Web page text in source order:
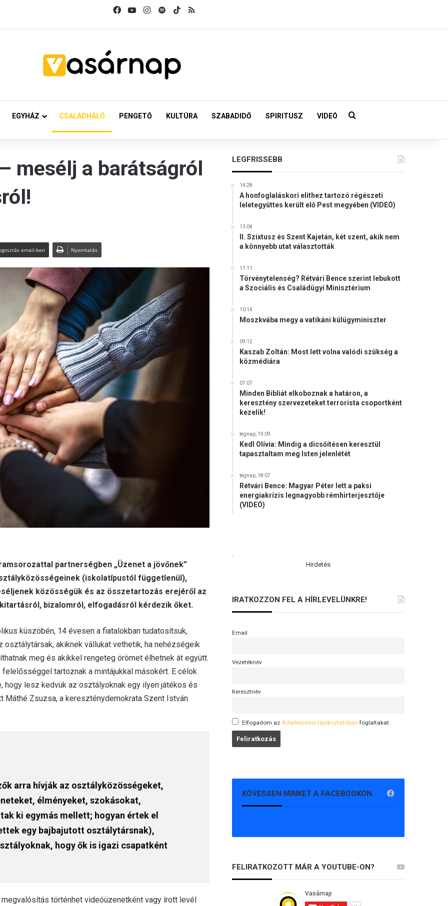
FacebookYouTubeInstagram
SpotifyTikTok
EGYHÁZ CSALÁDHÁLÓ PENGETŐ KULTÚRA SZABADIDŐ SPIRITUSZ VIDEÓ Keresés:
mesélj a barátságról
email-ben Nyomtatás
partnerségben „Üzenet a jövőnek”
(iskolatípustól függetlenül),
közösségük és az összetartozás erejéről az
bizalomról, elfogadásról kérdezik őket.
küszöbén, 14 évesen a fiatalokban tudatosítsuk,
akiknek vállukat vethetik, ha nehézségeik
meg és akikkel rengeteg örömet élhetnek át együtt.
tartoznak a mintájukkal másokért. E célok
hogy lesz kedvük az osztályoknak egy ilyen játékos és
Zsuzsa, a kereszténydemokrata Szent István
arra hívják az osztályközösségeket,
élményeket, szokásokat,
ki egymás mellett; hogyan értek el
egy bajbajutott osztálytársnak),
hogy ők is igazi csapatként
történhet videóüzenetként vagy írott levél
LEGFRISSEBB
14:28
A honfoglaláskori elithez tartozó régészeti
leletegyüttes került elő Pest megyében (VIDEÓ)
13:04
II. Szixtusz és Szent Kajetán, két szent, akik nem
a könnyebb utat választották
11:11
Törvénytelenség? Rétvári Bence szerint lebukott
a Szociális és Családügyi Minisztérium
10:14
Moszkvába megy a vatikáni külügyminiszter
09:12
Kaszab Zoltán: Most lett volna valódi szükség a
közmédiára
07:07
Minden Bibliát elkoboznak a határon, a
keresztény szervezeteket terrorista csoportként
kezelik!
tegnap, 19:09
Kedl Olívia: Mindig a dicsőítésen keresztül
tapasztaltam meg Isten jelenlétét
tegnap, 18:07
Rétvári Bence: Magyar Péter lett a paksi
energiakrízis legnagyobb rémhírterjesztője
(VIDEÓ)
.
Hirdetés
IRATKOZZON FEL A HÍRLEVELÜNKRE!
Email
Vezetéknév
Keresztnév
Elfogadom az Adatkezelési tájékoztatóban foglaltakat.
KÖVESSEN MINKET A FACEBOOKON
FELIRATKOZOTT MÁR A YOUTUBE-ON?